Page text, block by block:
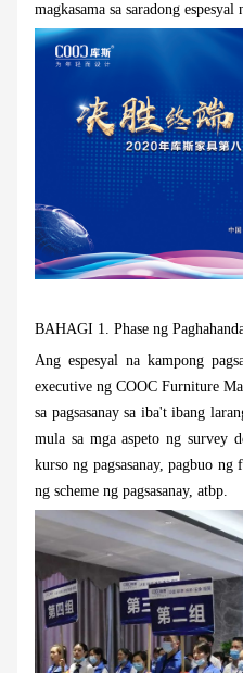
magkasama sa saradong espesyal
BAHAGI 1. Phase ng
Ang espesyal na kampong
executive ng COOC Furniture
sa pagsasanay sa iba't ibang
mula sa mga aspeto ng survey
kurso ng pagsasanay, pagbuo ng
ng scheme ng pagsasanay, atbp.